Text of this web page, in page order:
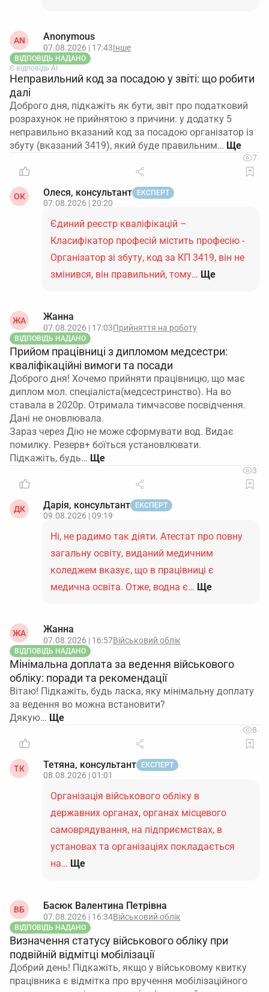
AN Anonymous
07.08.2026 | 17:43Інше
ВІДПОВІДЬ НАДАНО
Є відповідь АІ
Неправильний код за посадою у звіті: що робити
далі
Доброго дня, підкажіть як бути, звіт про податковий
розрахунок не прийнятою з причини: у додатку 5
неправильно вказаний код за посадою організатор із
збуту (вказаний 3419), який буде правильним…
7
ОК Олеся, консультант ЕКСПЕРТ
07.08.2026 | 20:20
Єдиний реєстр кваліфікацій –
Класифікатор професій містить професію -
Організатор зі збуту, код за КП 3419, він не
змінився, він правильний, тому… Ще
ЖА Жанна
07.08.2026 | 17:03Прийняття на роботу
ВІДПОВІДЬ НАДАНО
Прийом працівниці з дипломом медсестри:
кваліфікаційні вимоги та посади
Доброго дня! Хочемо прийняти працівницю, що має
диплом мол. спеціаліста(медсестринство). На во
ставала в 2020р. Отримала тимчасове посвідчення.
Дані не оновлювала.
Зараз через Дію не може сформувати вод. Видає
помилку. Резерв+ боїться установлювати.
Підкажіть, будь…
3
ДК Дарія, консультант ЕКСПЕРТ
09.08.2026 | 09:19
Ні, не радимо так діяти. Атестат про повну
загальну освіту, виданий медичним
коледжем вказує, що в працівниці є
медична освіта. Отже, водна є… Ще
ЖА Жанна
07.08.2026 | 16:57Військовий облік
ВІДПОВІДЬ НАДАНО
Мінімальна доплата за ведення військового
обліку: поради та рекомендації
Вітаю! Підкажіть, будь ласка, яку мінімальну доплату
за ведення во можна встановити?
Дякую…
8
ТК Тетяна, консультант ЕКСПЕРТ
08.08.2026 | 01:01
Організація військового обліку в
державних органах, органах місцевого
самоврядування, на підприємствах, в
установах та організаціях покладається
на… Ще
ВБ Басюк Валентина Петрівна
07.08.2026 | 16:34Військовий облік
ВІДПОВІДЬ НАДАНО
Визначення статусу військового обліку при
подвійній відмітці мобілізації
Добрий день! Підкажіть, якщо у військовому квитку
працівника є відмітка про вручення мобілізаційного